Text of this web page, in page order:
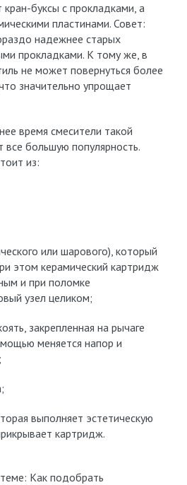
буксы с прокладками, а
пластинами. Совет:
надежнее старых
прокладками. К тому же, в
не может повернуться более
значительно упрощает
время смесители такой
все большую популярность.
из:
или шарового), который
этом керамический картридж
и при поломке
узел целиком;
закрепленная на рычаге
меняется напор и
выполняет эстетическую
картридж.
Как подобрать